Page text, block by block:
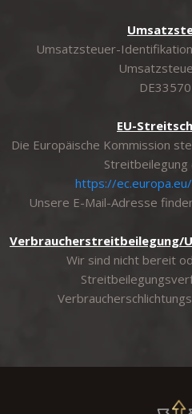
Umsatzsteuer-
EU-
Die Europäische Kommission
Streitbeilegung
https://
Unsere E-Mail-Adresse
Verbraucherstreitbeilegung/
Wir sind nicht bereit